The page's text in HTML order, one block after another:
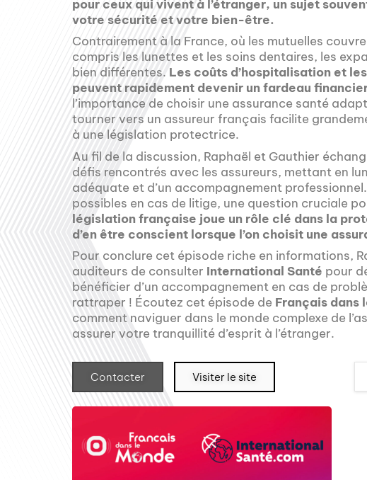
pour ceux qui vivent à l’étranger, un sujet
votre sécurité et votre bien-être.
Contrairement à la France, où les mutuelles
compris les lunettes et les soins dentaires, les
bien différentes. Les coûts d’hospitalisation et
peuvent rapidement devenir un fardeau
l’importance de choisir une assurance santé
tourner vers un assureur français facilite
à une législation protectrice.
Au fil de la discussion, Raphaël et Gauthier
défis rencontrés avec les assureurs, mettant en
adéquate et d’un accompagnement
possibles en cas de litige, une question cruciale
législation française joue un rôle clé dans la
d’en être conscient lorsque l’on choisit une
Pour conclure cet épisode riche en informations,
auditeurs de consulter International Santé pour
bénéficier d’un accompagnement en cas de
rattraper ! Écoutez cet épisode de Français dans
comment naviguer dans le monde complexe de
assurer votre tranquillité d’esprit à l’étranger.
Contacter Visiter le site